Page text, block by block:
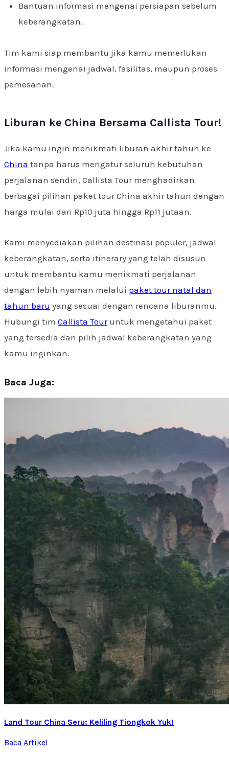
Bantuan informasi mengenai persiapan sebelum
keberangkatan.
Tim kami siap membantu jika kamu memerlukan
informasi mengenai jadwal, fasilitas, maupun proses
pemesanan.
Liburan ke China Bersama Callista Tour!
Jika kamu ingin menikmati liburan akhir tahun ke
China tanpa harus mengatur seluruh kebutuhan
perjalanan sendiri, Callista Tour menghadirkan
berbagai pilihan paket tour China akhir tahun dengan
harga mulai dari Rp10 juta hingga Rp11 jutaan.
Kami menyediakan pilihan destinasi populer, jadwal
keberangkatan, serta itinerary yang telah disusun
untuk membantu kamu menikmati perjalanan
dengan lebih nyaman melalui paket tour natal dan
tahun baru yang sesuai dengan rencana liburanmu.
Hubungi tim Callista Touruntuk mengetahui paket
yang tersedia dan pilih jadwal keberangkatan yang
kamu inginkan.
Baca Juga:
Land Tour China Seru: Keliling Tiongkok Yuk!
Baca Artikel